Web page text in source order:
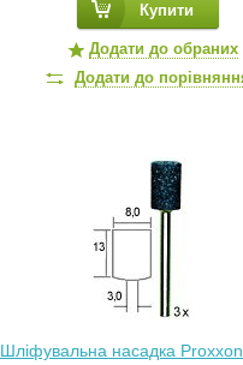
Купити
Додати до обраних
Додати до
Шліфувальна насадка